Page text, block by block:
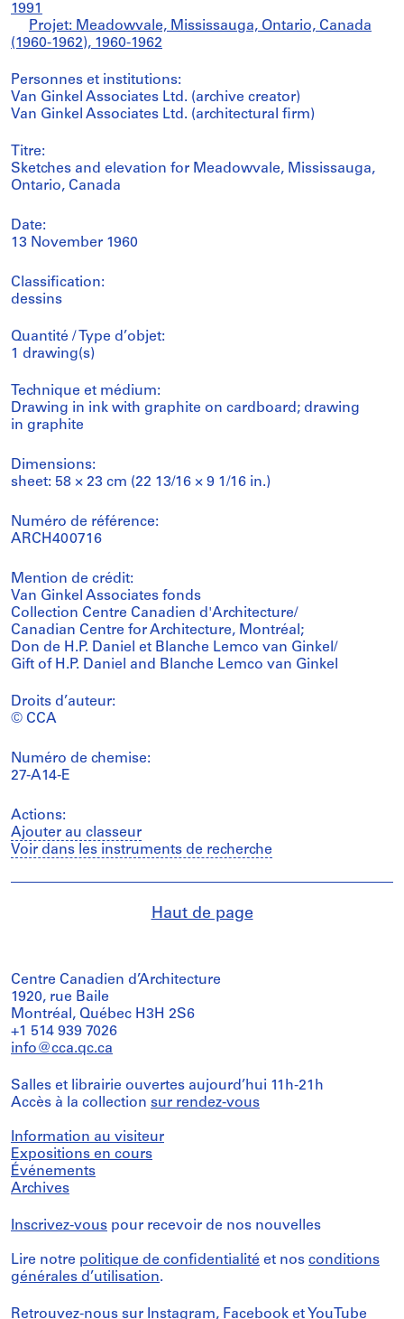
1991
Projet: Meadowvale, Mississauga, Ontario, Canada
(1960-1962), 1960-1962
Personnes et institutions:
Van Ginkel Associates Ltd. (archive creator)
Van Ginkel Associates Ltd. (architectural firm)
Titre:
Sketches and elevation for Meadowvale, Mississauga,
Ontario, Canada
Date:
13 November 1960
Classification:
dessins
Quantité / Type d’objet:
1 drawing(s)
Technique et médium:
Drawing in ink with graphite on cardboard; drawing
in graphite
Dimensions:
sheet: 58 × 23 cm (22 13/16 × 9 1/16 in.)
Numéro de référence:
ARCH400716
Mention de crédit:
Van Ginkel Associates fonds
Collection Centre Canadien d'Architecture/
Canadian Centre for Architecture, Montréal;
Don de H.P. Daniel et Blanche Lemco van Ginkel/
Gift of H.P. Daniel and Blanche Lemco van Ginkel
Droits d’auteur:
© CCA
Numéro de chemise:
27-A14-E
Actions:
Ajouter au classeur
Voir dans les instruments de recherche
Haut de page
Centre Canadien d’Architecture
1920, rue Baile
Montréal, Québec H3H 2S6
+1 514 939 7026
info@cca.qc.ca
Salles et librairie ouvertes aujourd’hui 11h-21h
Accès à la collection sur rendez-vous
Information au visiteur
Expositions en cours
Événements
Archives
Inscrivez-vous pour recevoir de nos nouvelles
Lire notre politique de confidentialité et nos conditions
générales d’utilisation.
Retrouvez-nous sur Instagram, Facebook et YouTube